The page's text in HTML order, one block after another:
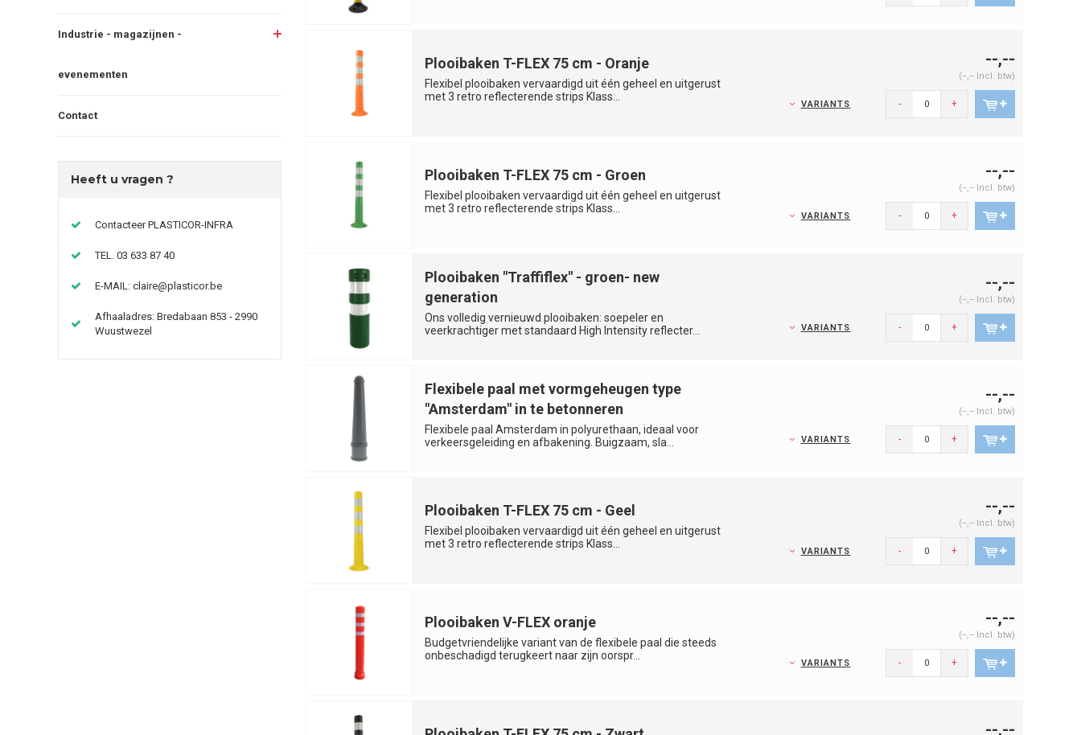
Industrie - magazijnen -
evenementen
Contact
Heeft u vragen ?
Contacteer PLASTICOR-INFRA
TEL. 03 633 87 40
E-MAIL: claire@plasticor.be
Afhaaladres: Bredabaan 853 - 2990
Wuustwezel
Plooibaken T-FLEX 75 cm - Oranje
Flexibel plooibaken vervaardigd uit één geheel en uitgerust
met 3 retro reflecterende strips Klass...
--,--
(--,-- Incl. btw)
VARIANTS - +
Plooibaken T-FLEX 75 cm - Groen
Flexibel plooibaken vervaardigd uit één geheel en uitgerust
met 3 retro reflecterende strips Klass...
--,--
(--,-- Incl. btw)
VARIANTS - +
Plooibaken "Traffiflex" - groen- new
generation
Ons volledig vernieuwd plooibaken: soepeler en
veerkrachtiger met standaard High Intensity reflecter...
--,--
(--,-- Incl. btw)
VARIANTS - +
Flexibele paal met vormgeheugen type
"Amsterdam" in te betonneren
Flexibele paal Amsterdam in polyurethaan, ideaal voor
verkeersgeleiding en afbakening. Buigzaam, sla...
--,--
(--,-- Incl. btw)
VARIANTS - +
Plooibaken T-FLEX 75 cm - Geel
Flexibel plooibaken vervaardigd uit één geheel en uitgerust
met 3 retro reflecterende strips Klass...
--,--
(--,-- Incl. btw)
VARIANTS - +
Plooibaken V-FLEX oranje
Budgetvriendelijke variant van de flexibele paal die steeds
onbeschadigd terugkeert naar zijn oorspr...
--,--
(--,-- Incl. btw)
VARIANTS - +
--,--